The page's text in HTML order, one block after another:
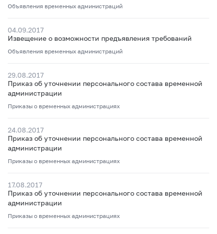
Объявления временных администраций
04.09.2017
Извещение о возможности предъявления требований
Объявления временных администраций
29.08.2017
Приказ об уточнении персонального состава временной
администрации
Приказы о временных администрациях
24.08.2017
Приказ об уточнении персонального состава временной
администрации
Приказы о временных администрациях
17.08.2017
Приказ об уточнении персонального состава временной
администрации
Приказы о временных администрациях